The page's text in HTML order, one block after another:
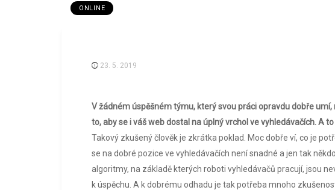
ONLINE
23. 5. 2019
V žádném úspěšném týmu, který svou práci opravdu dobře
to, aby se i váš web dostal na úplný vrchol ve vyhledávačích. A
Takový zkušený člověk je zkrátka poklad. Moc dobře ví, co je
se na dobré pozice ve vyhledávačích není snadné a jen tak
algoritmy, na základě kterých roboti vyhledávačů pracují, jsou
k úspěchu. A k dobrému odhadu je tak potřeba mnoho